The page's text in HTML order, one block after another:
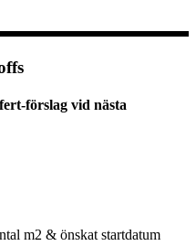
förslag vid nästa
m2 & önskat startdatum